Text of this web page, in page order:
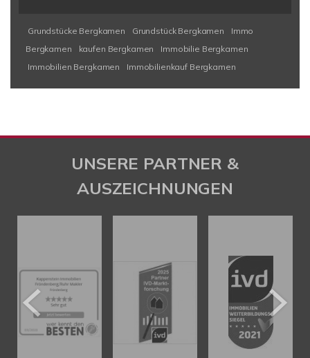
Grundstücke Bergkamen Grundstück Bergkamen
Immo
Bergkamen
kaufen Bergkamen
Immobilie Bergkamen
Immobilien Bergkamen
Immobilienkauf Bergkamen
UNSERE PARTNER &
AUSZEICHNUNGEN